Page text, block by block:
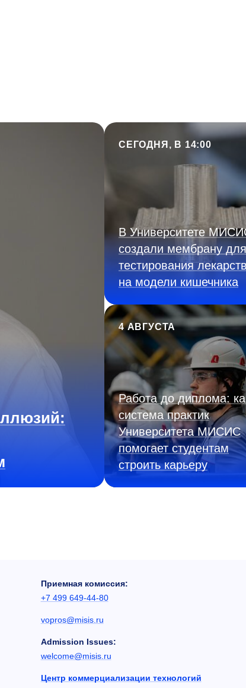
СЕГОДНЯ, В 14:00
В Университете
создали мембрану для
тестирования лекарств
на модели кишечника
4 АВГУСТА
Работа до диплома:
система практик
Университета МИСИС
помогает студентам
строить карьеру
Приемная комиссия:
+7 499 649-44-80
vopros@misis.ru
Admission Issues:
welcome@misis.ru
Центр коммерциализации технологий